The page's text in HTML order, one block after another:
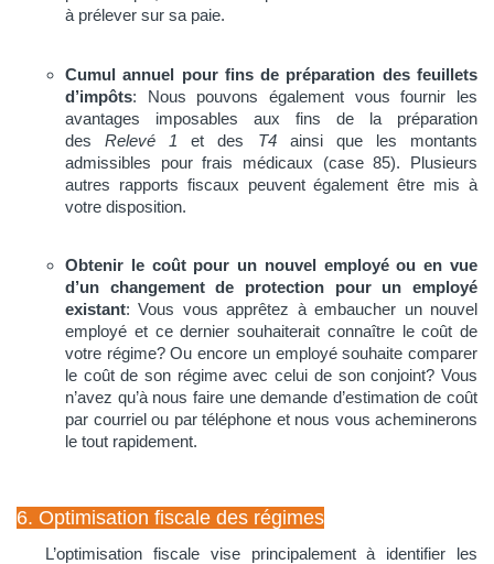
à prélever sur sa paie.
Cumul annuel pour fins de préparation des feuillets
d’impôts: Nous pouvons également vous fournir les
avantages imposables aux fins de la préparation
desRelevé 1 et des T4
ainsi que les montants
admissibles pour frais médicaux (case 85). Plusieurs
autres rapports fiscaux peuvent également être mis à
votre disposition.
Obtenir le coût pour un nouvel employé ou en vue
d’un changement de protection pour un employé
existant: Vous vous apprêtez à embaucher un nouvel
employé et ce dernier souhaiterait connaître le coût de
votre régime? Ou encore un employé souhaite comparer
le coût de son régime avec celui de son conjoint? Vous
n’avez qu’à nous faire une demande d’estimation de coût
par courriel ou par téléphone et nous vous acheminerons
le tout rapidement.
6. Optimisation fiscale des régimes
L’optimisation fiscale vise principalement à identifier les